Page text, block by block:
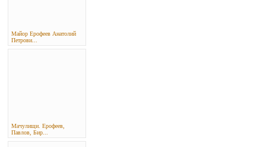
Майор Ерофеев Анатолий
Петрови...
Мачулищи. Ерофеев,
Павлов, Бир...